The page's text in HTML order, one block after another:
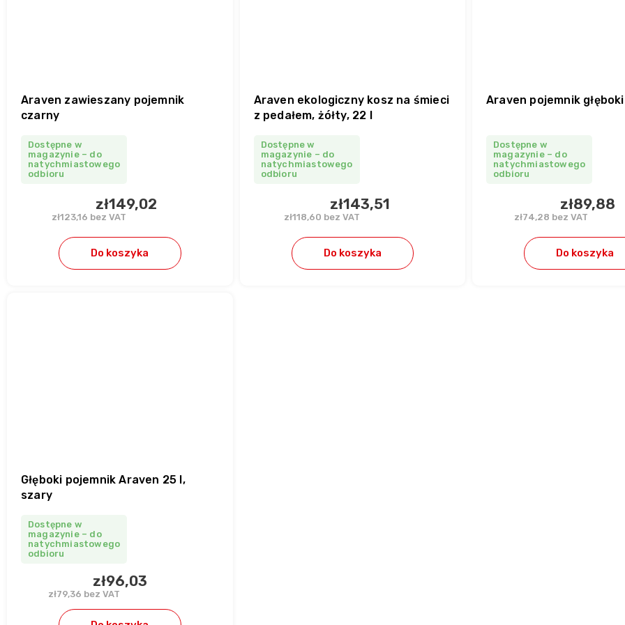
Araven zawieszany pojemnik
czarny
Dostępne w
magazynie – do
natychmiastowego
odbioru
zł123,16 bez VAT
zł149,02
Do koszyka
Araven ekologiczny kosz na śmieci
z pedałem, żółty, 22 l
Dostępne w
magazynie – do
natychmiastowego
odbioru
zł118,60 bez VAT
zł143,51
Do koszyka
Araven pojemnik
Dostępne w
magazynie – do
natychmiastowego
odbioru
zł74,28 bez VAT
zł89,88
Do koszyka
Głęboki pojemnik Araven 25 l,
szary
Dostępne w
magazynie – do
natychmiastowego
odbioru
zł79,36 bez VAT
zł96,03